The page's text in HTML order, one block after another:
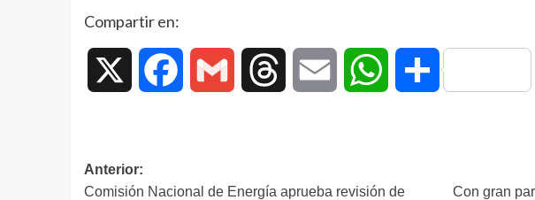
Compartir en:
Facebook Gmail Threads Email WhatsAppCompartir
Anterior:
Comisión Nacional de Energía aprueba revisión de
Con gran